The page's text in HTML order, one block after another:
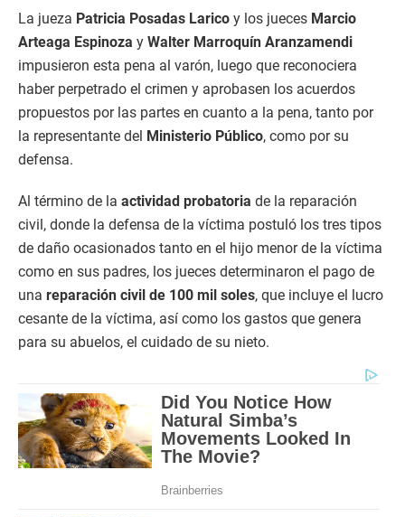
La jueza Patricia Posadas Larico y los jueces Marcio
Arteaga Espinoza y Walter Marroquín Aranzamendi
impusieron esta pena al varón, luego que reconociera
haber perpetrado el crimen y aprobasen los acuerdos
propuestos por las partes en cuanto a la pena, tanto por
la representante del Ministerio Público, como por su
defensa.
Al término de la actividad probatoria de la reparación
civil, donde la defensa de la víctima postuló los tres tipos
de daño ocasionados tanto en el hijo menor de la víctima
como en sus padres, los jueces determinaron el pago de
una reparación civil de 100 mil soles, que incluye el lucro
cesante de la víctima, así como los gastos que genera
para su abuelos, el cuidado de su nieto.